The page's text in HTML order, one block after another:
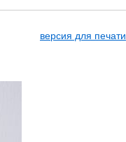
версия для печати